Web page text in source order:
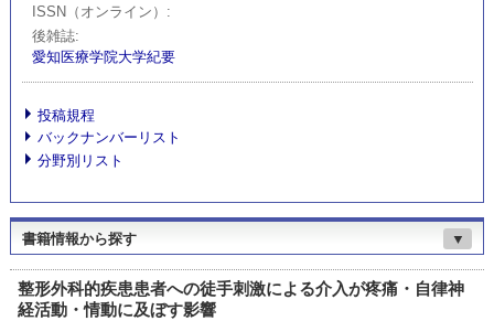
ISSN（オンライン）
後雑誌
愛知医療学院大学紀要
投稿規程
バックナンバーリスト
分野別リスト
書籍情報から探す ▼
整形外科的疾患患者への徒手刺激による介入が疼痛・自律神
経活動・情動に及ぼす影響